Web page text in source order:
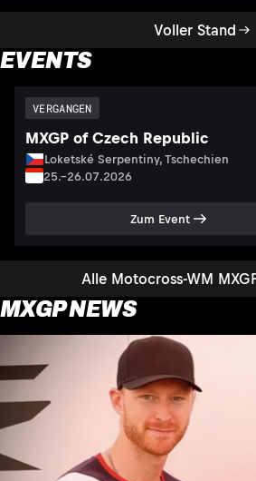
Voller Stand
EVENTS
Alle Motocross-WM
VERGANGEN
MXGP of Czech Republic
Loketské Serpentiny, Tschechien
25.–26.07.2026
Zum Event
MXGP NEWS